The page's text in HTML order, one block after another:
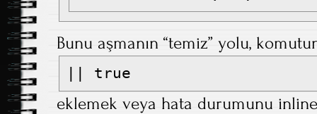
Bunu aşmanın “temiz” yolu,
|| true
eklemek veya hata durumunu